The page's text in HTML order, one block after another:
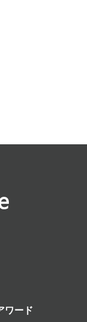
ワード